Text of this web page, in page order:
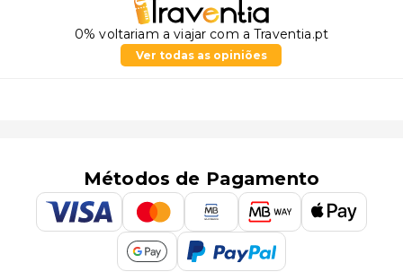
0% voltariam a viajar com a Traventia.pt
Ver todas as opiniões
Métodos de Pagamento